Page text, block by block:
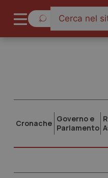
Cronache Governo e
Parlamento